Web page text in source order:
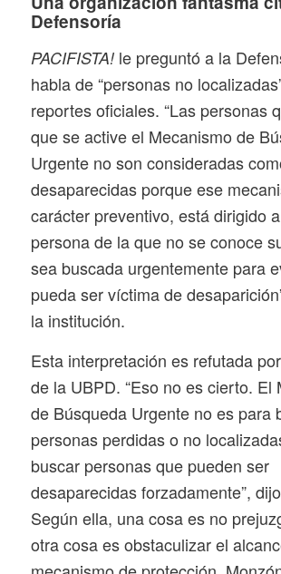
Defensoría
PACIFISTA! le preguntó a la
habla de “personas no
reportes oficiales. “Las personas
que se active el Mecanismo de
Urgente no son consideradas
desaparecidas porque ese
carácter preventivo, está dirigido
persona de la que no se conoce
sea buscada urgentemente para
pueda ser víctima de
la institución.
Esta interpretación es refutada
de la UBPD. “Eso no es cierto. El
de Búsqueda Urgente no es para
personas perdidas o no
buscar personas que pueden ser
desaparecidas forzadamente”,
Según ella, una cosa es no
otra cosa es obstaculizar el